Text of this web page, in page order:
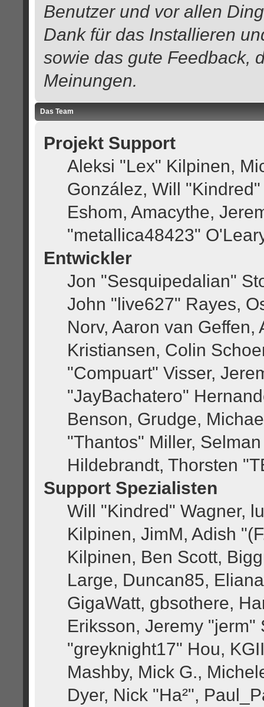
Benutzer und vor allen
Dank für das Installieren
sowie das gute Feedback,
Meinungen.
Das Team
Projekt Support
Aleksi "Lex" Kilpinen,
González, Will
Eshom, Amacythe,
"metallica48423"
Entwickler
Jon "Sesquipedalian"
John "live627" Rayes,
Norv, Aaron van
Kristiansen, Colin
"Compuart" Visser,
"JayBachatero"
Benson, Grudge,
"Thantos" Miller,
Hildebrandt, Thorsten
Support Spezialisten
Will "Kindred" Wagner,
Kilpinen, JimM, Adish
Kilpinen, Ben Scott,
Large, Duncan85,
GigaWatt, gbsothere,
Eriksson, Jeremy "jerm"
"greyknight17" Hou,
Mashby, Mick G.,
Dyer, Nick "Ha²",